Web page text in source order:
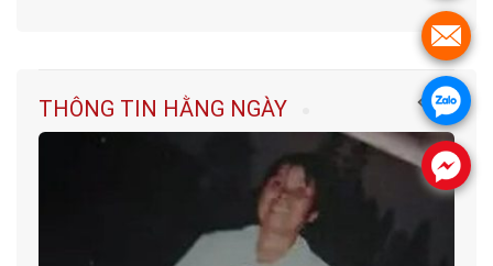
THÔNG TIN HẰNG NGÀY
.
.
.